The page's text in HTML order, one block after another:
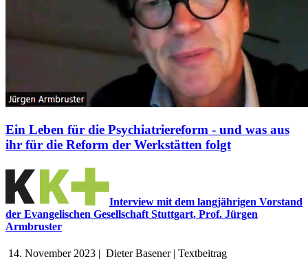
Ein Leben für die Psychiatriereform - und was aus
ihr für die Reform der Werkstätten folgt
Interview mit dem langjährigen Vorstand
der Evangelischen Gesellschaft Stuttgart, Prof. Jürgen
Armbruster
14. November 2023 | Dieter Basener| Textbeitrag